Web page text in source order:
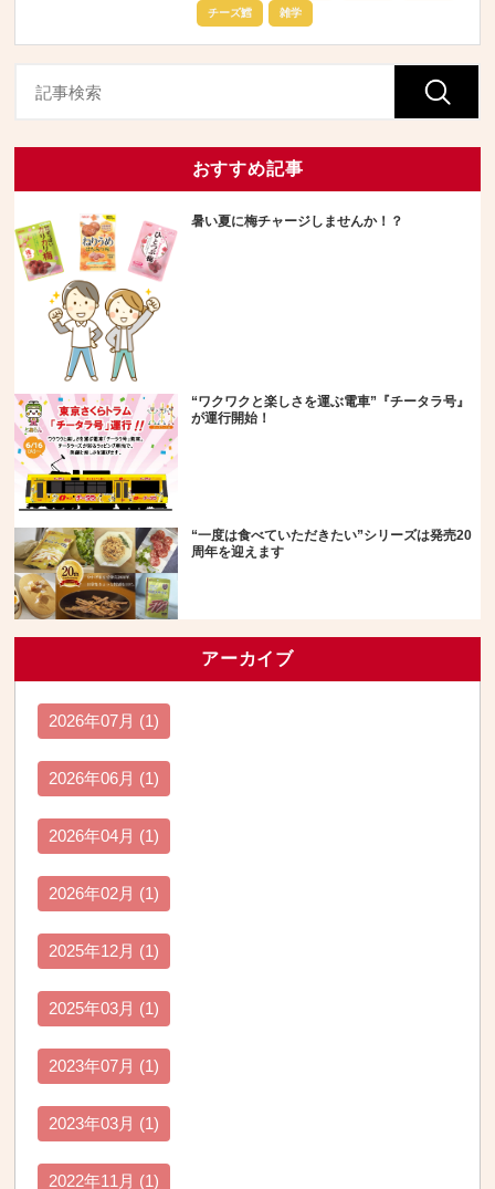
チーズ鱈 雑学
おすすめ記事
暑い夏に梅チャージしませんか！？
“ワクワクと楽しさを運ぶ電車”『チータラ号』
が運行開始！
“一度は食べていただきたい”シリーズは発売20
周年を迎えます
アーカイブ
2026年07月 (1)
2026年06月 (1)
2026年04月 (1)
2026年02月 (1)
2025年12月 (1)
2025年03月 (1)
2023年07月 (1)
2023年03月 (1)
2022年11月 (1)